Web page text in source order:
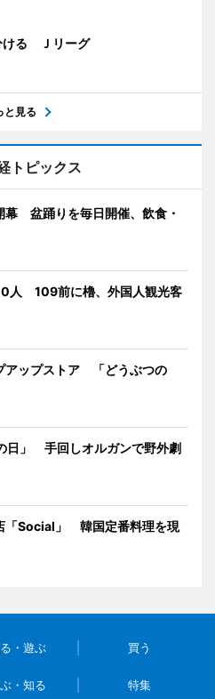
ける Ｊリーグ
と見る
トピックス
幕 盆踊りを毎日開催、飲食・
人 109前に櫓、外国人観光客
アップストア 「どうぶつの
日」 手回しオルガンで野外劇
「Social」 韓国定番料理を現
・遊ぶ 買う
・知る 特集